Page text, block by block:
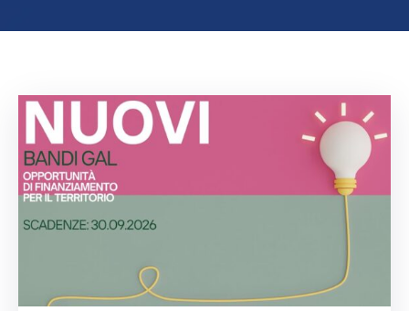
Borghi
PNRR
Borghi
Linea
Invitalia